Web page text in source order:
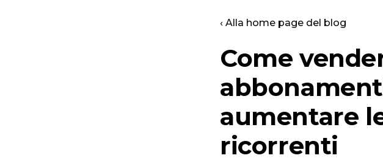
‹ Alla home page del blog
Come
aumentare
ricorrenti